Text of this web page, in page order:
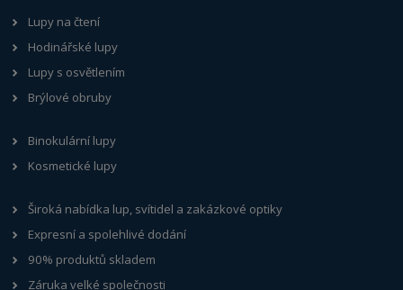
Lupy na čtení
Hodinářské lupy
Lupy s osvětlením
Brýlové obruby
Binokulární lupy
Kosmetické lupy
Široká nabídka lup, svítidel a zakázkové optiky
Expresní a spolehlivé dodání
90% produktů skladem
Záruka velké společnosti